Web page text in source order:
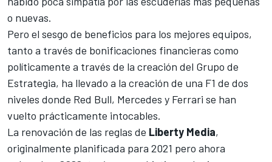
o nuevas.
Pero el sesgo de beneficios para los mejores equipos,
tanto a través de bonificaciones financieras como
políticamente a través de la creación del Grupo de
Estrategia, ha llevado a la creación de una F1 de dos
niveles donde Red Bull, Mercedes y Ferrari se han
vuelto prácticamente intocables.
La renovación de las reglas de Liberty Media,
originalmente planificada para 2021 pero ahora